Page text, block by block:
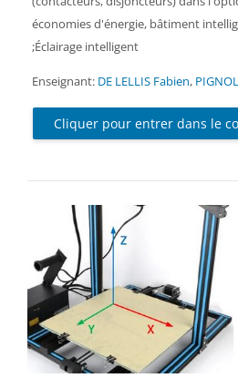
économies d'énergie, bâtiment
;Éclairage intelligent
Enseignant: DE LELLIS Fabien,
Cliquer pour entrer dans le